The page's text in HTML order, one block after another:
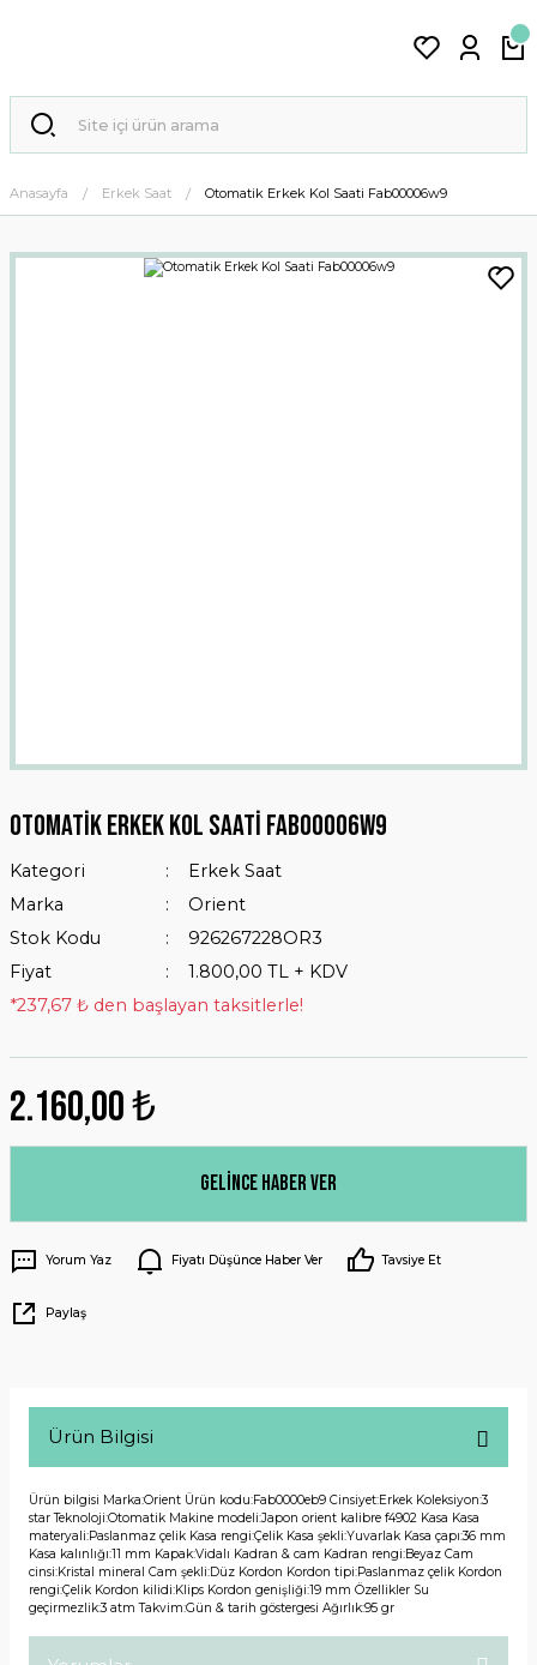
Anasayfa Erkek Saat Otomatik Erkek Kol Saati Fab00006w9
Otomatik Erkek Kol Saati Fab00006w9
Kategori
Erkek Saat
Marka
Orient
Stok Kodu
926267228OR3
Fiyat
1.800,00 TL + KDV
*237,67 ₺ den başlayan taksitlerle!
2.160,00 ₺
Gelince Haber Ver
Yorum Yaz Fiyatı Düşünce Haber Ver Tavsiye Et
Paylaş
Ürün Bilgisi
Ürün bilgisi Marka:Orient Ürün kodu:Fab0000eb9 Cinsiyet:Erkek Koleksiyon:3
star Teknoloji:Otomatik Makine modeli:Japon orient kalibre f4902 Kasa Kasa
materyali:Paslanmaz çelik Kasa rengi:Çelik Kasa şekli:Yuvarlak Kasa çapı:36 mm
Kasa kalınlığı:11 mm Kapak:Vidalı Kadran & cam Kadran rengi:Beyaz Cam
cinsi:Kristal mineral Cam şekli:Düz Kordon Kordon tipi:Paslanmaz çelik Kordon
rengi:Çelik Kordon kilidi:Klips Kordon genişliği:19 mm Özellikler Su
geçirmezlik:3 atm Takvim:Gün & tarih göstergesi Ağırlık:95 gr